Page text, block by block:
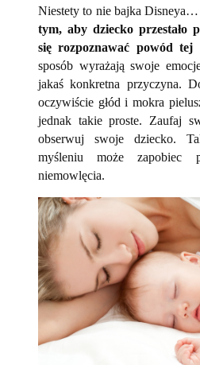
Niestety to nie bajka Disneya…
tym, aby dziecko przestało
się rozpoznawać powód tej
sposób wyrażają swoje
jakaś konkretna przyczyna.
oczywiście głód i mokra
jednak takie proste. Zaufaj
obserwuj swoje dziecko.
myśleniu może zapobiec
niemowlęcia.